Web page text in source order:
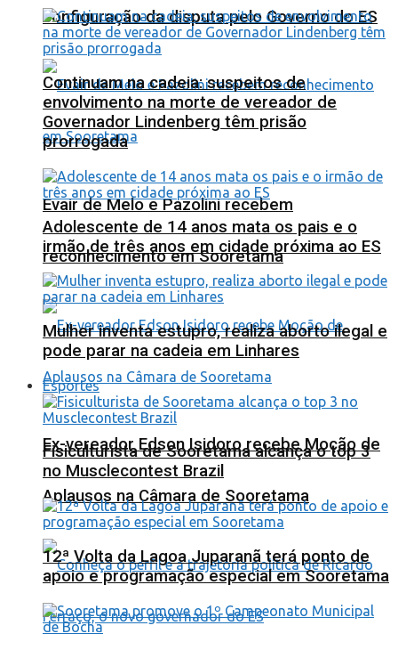
configuração da disputa pelo Governo do ES
Evair de Melo e Pazolini recebem
reconhecimento em Sooretama
Ex-vereador Edson Isidoro recebe Moção de
Aplausos na Câmara de Sooretama
Continuam na cadeia: suspeitos de
envolvimento na morte de vereador de
Governador Lindenberg têm prisão
prorrogada
Adolescente de 14 anos mata os pais e o
irmão de três anos em cidade próxima ao ES
Mulher inventa estupro, realiza aborto ilegal e
pode parar na cadeia em Linhares
Esportes
Fisiculturista de Sooretama alcança o top 3
no Musclecontest Brazil
12ª Volta da Lagoa Juparanã terá ponto de
apoio e programação especial em Sooretama